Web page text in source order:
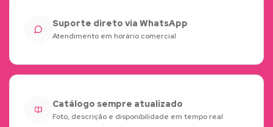
Suporte direto via WhatsApp
Atendimento em horário comercial
Catálogo sempre atualizado
Foto, descrição e disponibilidade em tempo real